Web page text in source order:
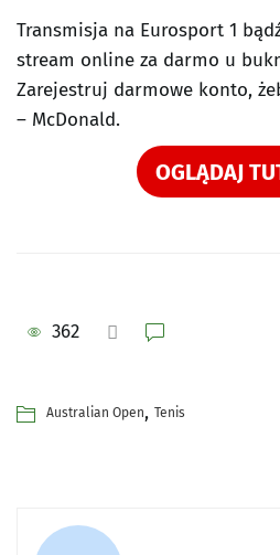
Transmisja na Eurosport 1
stream online za darmo u
Zarejestruj darmowe konto,
– McDonald.
OGLĄDAJ
362
Australian Open, Tenis